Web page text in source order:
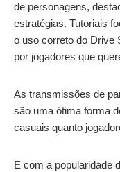
de personagens,
estratégias. Tutoriais
o uso correto do Drive
por jogadores que
As transmissões de
são uma ótima forma
casuais quanto
E com a popularidade